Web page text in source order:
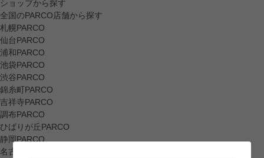
ショップから探す
全国のPARCO店舗から探す
札幌PARCO
仙台PARCO
浦和PARCO
池袋PARCO
渋谷PARCO
錦糸町PARCO
吉祥寺PARCO
調布PARCO
ひばりが丘PARCO
静岡PARCO
名古屋PARCO